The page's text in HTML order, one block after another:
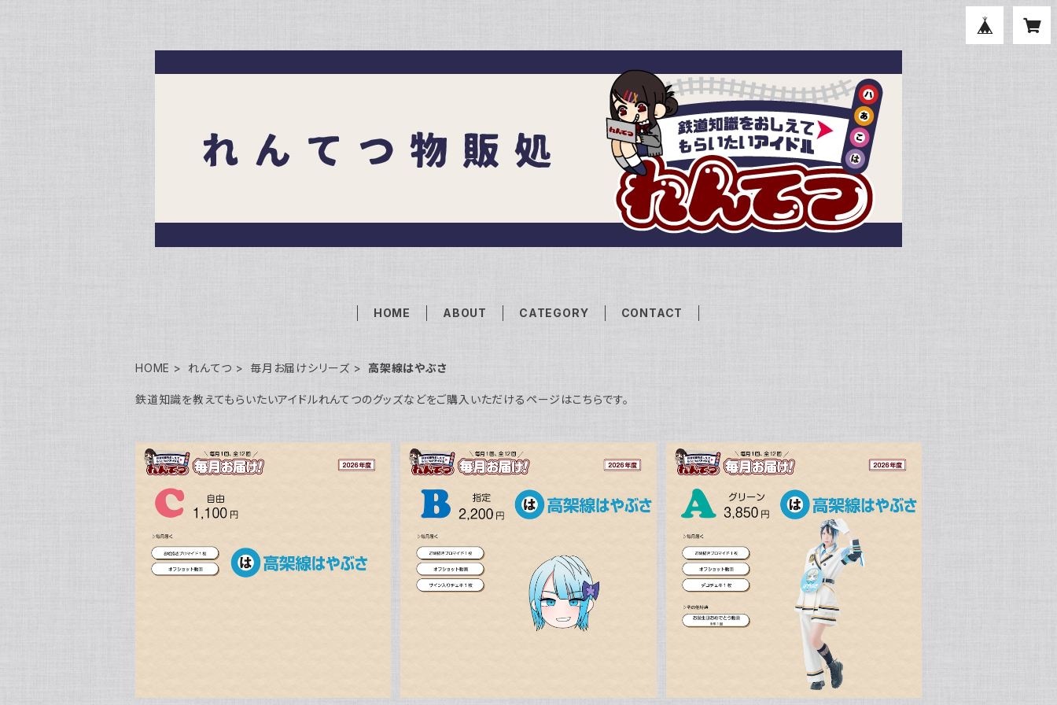
HOME ABOUT CATEGORY CONTACT
HOME れんてつ 毎月お届けシリーズ 高架線はやぶさ
鉄道知識を教えてもらいたいアイドルれんてつのグッズなどをご購入いただけるページはこちらです。
C自由 毎月お届け2026！高架線はやぶさ
B指定 毎月お届け2026！高架線はやぶさ
¥2,200
Aグリーン毎月お届け2026！高架線はやぶさ
¥3,850
SOLD OUT